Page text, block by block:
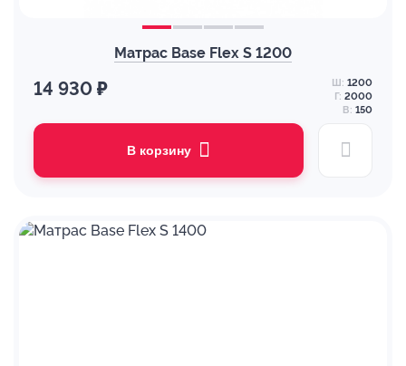
Матрас Base Flex S 1200
14 930 ₽ Ш: 1200
Г: 2000
В: 150
В корзину